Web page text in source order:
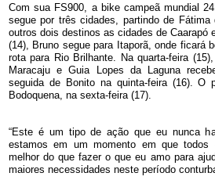
Com sua FS900, a bike campeã mundial
segue por três cidades, partindo de
outros dois destinos as cidades de Caarapó
(14), Bruno segue para Itaporã, onde ficará
rota para Rio Brilhante. Na quarta-feira
Maracaju e Guia Lopes da Laguna
seguida de Bonito na quinta-feira (16). O
Bodoquena, na sexta-feira (17).
“Este é um tipo de ação que eu nunca
estamos em um momento em que todos
melhor do que fazer o que eu amo para
maiores necessidades neste período